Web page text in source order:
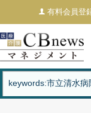
有料会員登